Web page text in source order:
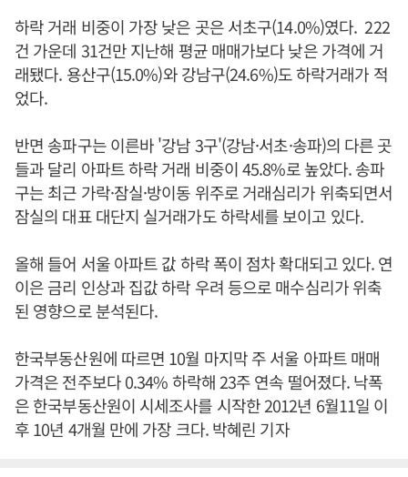
하락 거래 비중이 가장 낮은 곳은 서초구(14.0%)였다. 222
건 가운데 31건만 지난해 평균 매매가보다 낮은 가격에 거
래됐다. 용산구(15.0%)와 강남구(24.6%)도 하락거래가 적
었다.
반면 송파구는 이른바 '강남 3구'(강남·서초·송파)의 다른 곳
들과 달리 아파트 하락 거래 비중이 45.8%로 높았다. 송파
구는 최근 가락·잠실·방이동 위주로 거래심리가 위축되면서
잠실의 대표 대단지 실거래가도 하락세를 보이고 있다.
올해 들어 서울 아파트 값 하락 폭이 점차 확대되고 있다. 연
이은 금리 인상과 집값 하락 우려 등으로 매수심리가 위축
된 영향으로 분석된다.
한국부동산원에 따르면 10월 마지막 주 서울 아파트 매매
가격은 전주보다 0.34% 하락해 23주 연속 떨어졌다. 낙폭
은 한국부동산원이 시세조사를 시작한 2012년 6월11일 이
후 10년 4개월 만에 가장 크다. 박혜린 기자